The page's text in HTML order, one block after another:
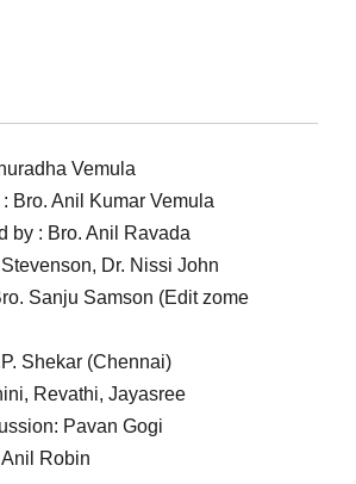
Vemula
Bro. Anil Kumar Vemula
by : Bro. Anil Ravada
Dr. Nissi John
Sanju Samson (Edit zome
Shekar (Chennai)
Revathi, Jayasree
Pavan Gogi
Anil Robin